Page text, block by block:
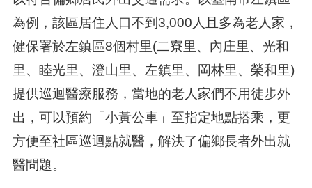
為例，該區居住人口不到3,000人且多為老人家，
健保署於左鎮區8個村里(二寮里、內庄里、光和
里、睦光里、澄山里、左鎮里、岡林里、榮和里)
提供巡迴醫療服務，當地的老人家們不用徒步外
出，可以預約「小黃公車」至指定地點搭乘，更
方便至社區巡迴點就醫，解決了偏鄉長者外出就
醫問題。